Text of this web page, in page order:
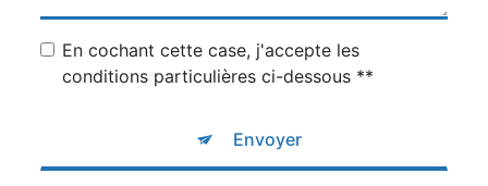
En cochant cette case, j'accepte les
conditions particulières ci-dessous **
Envoyer